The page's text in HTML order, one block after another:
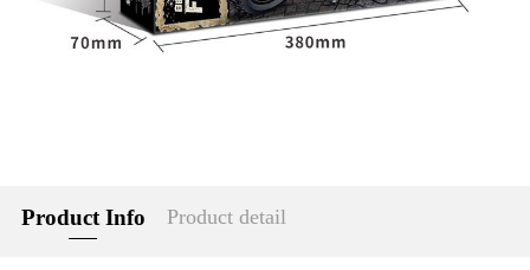
Product Info Product detail